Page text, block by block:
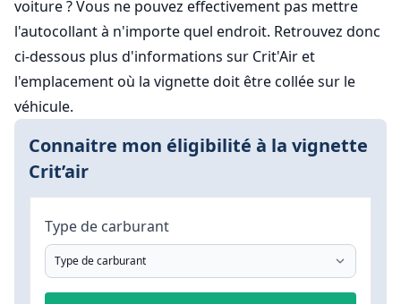
voiture ? Vous ne pouvez effectivement pas mettre
l'autocollant à n'importe quel endroit. Retrouvez donc
ci-dessous plus d'informations sur Crit'Air et
l'emplacement où la vignette doit être collée sur le
véhicule.
Connaitre mon éligibilité à la vignette
Crit’air
Type de carburant